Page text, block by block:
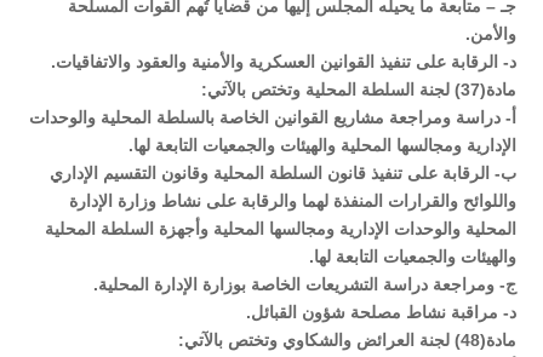
جـ – متابعة ما يحيله المجلس إليها من قضايا تُهم القوات المسلحة
والأمن.
د- الرقابة على تنفيذ القوانين العسكرية والأمنية والعقود والاتفاقيات.
مادة(37) لجنة السلطة المحلية وتختص بالآتي:
أ- دراسة ومراجعة مشاريع القوانين الخاصة بالسلطة المحلية والوحدات
الإدارية ومجالسها المحلية والهيئات والجمعيات التابعة لها.
ب- الرقابة على تنفيذ قانون السلطة المحلية وقانون التقسيم الإداري
واللوائح والقرارات المنفذة لهما والرقابة على نشاط وزارة الإدارة
المحلية والوحدات الإدارية ومجالسها المحلية وأجهزة السلطة المحلية
والهيئات والجمعيات التابعة لها.
ج- ومراجعة دراسة التشريعات الخاصة بوزارة الإدارة المحلية.
د‌- مراقبة نشاط مصلحة شؤون القبائل.
مادة(48) لجنة العرائض والشكاوي وتختص بالآتي: